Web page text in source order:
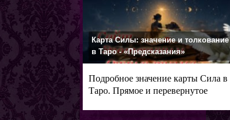
Карта Силы: значение и толкование
в Таро - «Предсказания»
Подробное значение карты Сила в
Таро. Прямое и перевернутое